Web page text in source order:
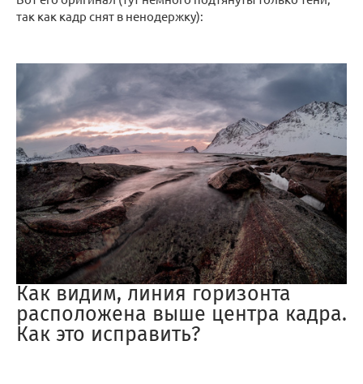
так как кадр снят в ненодержку):
Как видим, линия горизонта
расположена выше центра кадра.
Как это исправить?